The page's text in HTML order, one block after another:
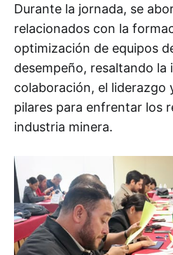
Durante la jornada, se
relacionados con la
optimización de equipos
desempeño, resaltando la
colaboración, el liderazgo
pilares para enfrentar los
industria minera.